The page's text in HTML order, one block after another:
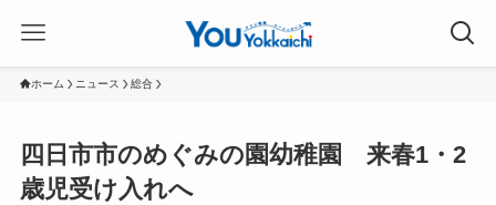
ホーム ニュース 総合
四日市市のめぐみの園幼稚園 来春1・2
歳児受け入れへ